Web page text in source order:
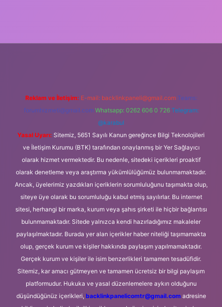
Reklam ve İletişim: E-mail: backlinkpaneli@gmail.com Teams:
forumhizmeti@gmail.com Whatsapp: 0262 606 0 726 Telegram:
@karabul
Yasal Uyarı: Sitemiz, 5651 Sayılı Kanun gereğince Bilgi Teknolojileri
ve İletişim Kurumu (BTK) tarafından onaylanmış bir Yer Sağlayıcı
olarak hizmet vermektedir. Bu nedenle, sitedeki içerikleri proaktif
olarak denetleme veya araştırma yükümlülüğümüz bulunmamaktadır.
Ancak, üyelerimiz yazdıkları içeriklerin sorumluluğunu taşımakta olup,
siteye üye olarak bu sorumluluğu kabul etmiş sayılırlar. Bu internet
sitesi, herhangi bir marka, kurum veya şahıs şirketi ile hiçbir bağlantısı
bulunmamaktadır. Sitede yalnızca kendi hazırladığımız makaleler
paylaşılmaktadır. Burada yer alan içerikler haber niteliği taşımamakta
olup, gerçek kurum ve kişiler hakkında paylaşım yapılmamaktadır.
Gerçek kurum ve kişiler ile isim benzerlikleri tamamen tesadüfidir.
Sitemiz, kar amacı gütmeyen ve tamamen ücretsiz bir bilgi paylaşım
platformudur. Hukuka ve yasal düzenlemelere aykırı olduğunu
düşündüğünüz içerikleri, backlinkpanelicomtr@gmail.comadresine